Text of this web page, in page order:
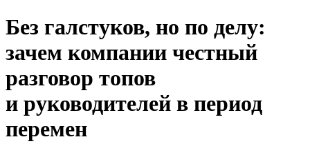
Без галстуков, но по делу:
зачем компании честный
разговор топов
и руководителей в период
перемен